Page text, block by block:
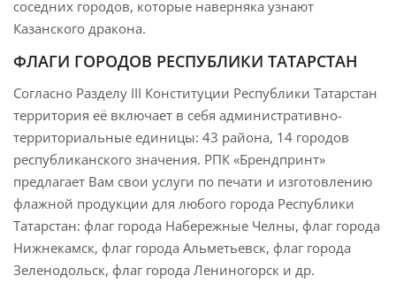
соседних городов, которые наверняка узнают
Казанского дракона.
ФЛАГИ ГОРОДОВ РЕСПУБЛИКИ ТАТАРСТАН
Согласно Разделу III Конституции Республики Татарстан
территория её включает в себя административно-
территориальные единицы: 43 района, 14 городов
республиканского значения. РПК «Брендпринт»
предлагает Вам свои услуги по печати и изготовлению
флажной продукции для любого города Республики
Татарстан: флаг города Набережные Челны, флаг города
Нижнекамск, флаг города Альметьевск, флаг города
Зеленодольск, флаг города Лениногорск и др.